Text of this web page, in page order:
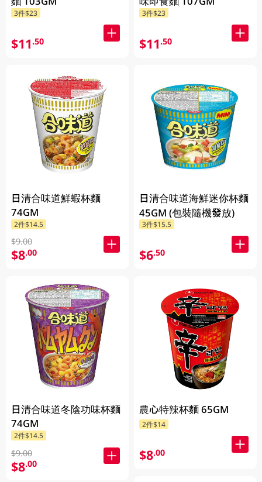
3件$23
$11.50
日清合味道鮮蝦杯麵
74GM
2件$14.5
$9.00
$8.00
日清合味道冬陰功味杯麵
74GM
2件$14.5
$9.00
$8.00
3件$23
$11.50
日清合味道海鮮迷你杯麵
45GM (包裝隨機發放)
3件$15.5
$6.50
農心特辣杯麵 65GM
2件$14
$8.00